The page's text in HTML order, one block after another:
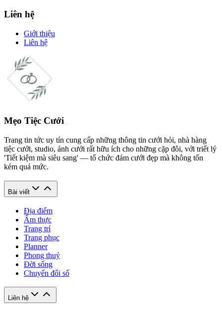
Liên hệ
Giới thiệu
Liên hệ
Mẹo Tiệc Cưới
Trang tin tức uy tín cung cấp những thông tin cưới hỏi, nhà hàng
tiệc cưới, studio, ảnh cưới rất hữu ích cho những cặp đôi, với triết lý
'Tiết kiệm mà siêu sang' — tổ chức đám cưới đẹp mà không tốn
kém quá mức.
Bài viết
Địa điểm
Ẩm thực
Trang trí
Trang phục
Planner
Phong thuỷ
Đời sống
Chuyển đổi số
Liên hệ